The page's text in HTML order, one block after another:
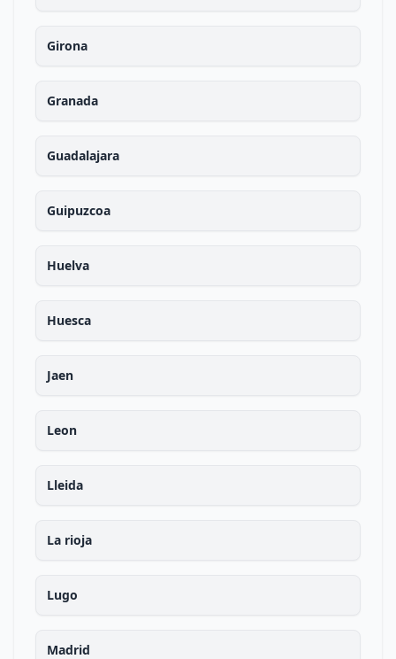
Girona
Granada
Guadalajara
Guipuzcoa
Huelva
Huesca
Jaen
Leon
Lleida
La rioja
Lugo
Madrid